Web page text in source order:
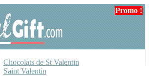
Chocolats de St Valentin
Saint Valentin
Promo !
Promo !
Promo !
Promo !